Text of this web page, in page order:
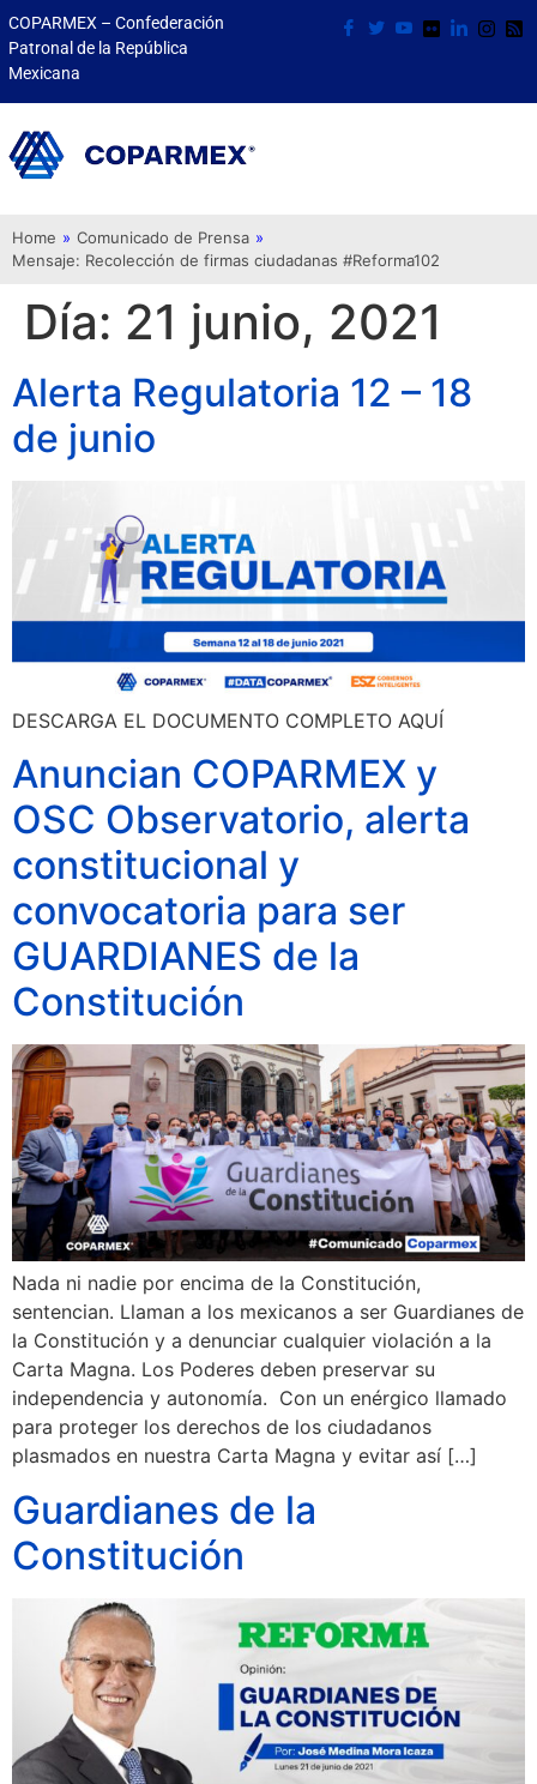
COPARMEX – Confederación
Patronal de la República
Mexicana
Home » Comunicado de Prensa »
Mensaje: Recolección de firmas ciudadanas #Reforma102
Día: 21 junio, 2021
Alerta Regulatoria 12 – 18
de junio
DESCARGA EL DOCUMENTO COMPLETO AQUÍ
Anuncian COPARMEX y
OSC Observatorio, alerta
constitucional y
convocatoria para ser
GUARDIANES de la
Constitución
Nada ni nadie por encima de la Constitución,
sentencian. Llaman a los mexicanos a ser Guardianes de
la Constitución y a denunciar cualquier violación a la
Carta Magna. Los Poderes deben preservar su
independencia y autonomía. Con un enérgico llamado
para proteger los derechos de los ciudadanos
plasmados en nuestra Carta Magna y evitar así […]
Guardianes de la
Constitución